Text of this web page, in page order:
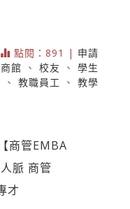
點閱：891 | 申請
商館 、 校友 、 學生
、 教職員工 、 教學
商管EMBA
脈 商管
才